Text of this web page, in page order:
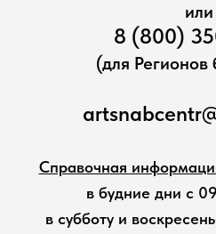
или
8 (800)
(для Регионов
Справочная
в будние дни с
в субботу и